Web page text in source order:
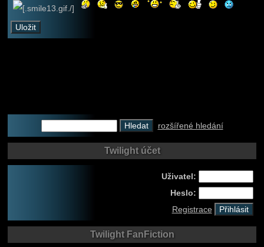
rozšířené hledání
Twilight účet
Uživatel:
Heslo:
Registrace
Twilight FanFiction